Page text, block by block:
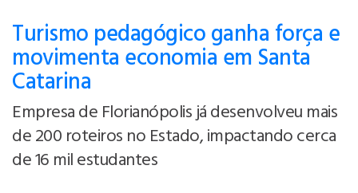
Turismo pedagógico ganha força e
movimenta economia em Santa
Catarina
Empresa de Florianópolis já desenvolveu mais
de 200 roteiros no Estado, impactando cerca
de 16 mil estudantes